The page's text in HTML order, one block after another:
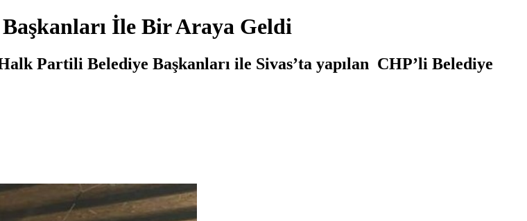
İle Bir Araya Geldi
Partili Belediye Başkanları ile Sivas’ta yapılan CHP’li Belediye